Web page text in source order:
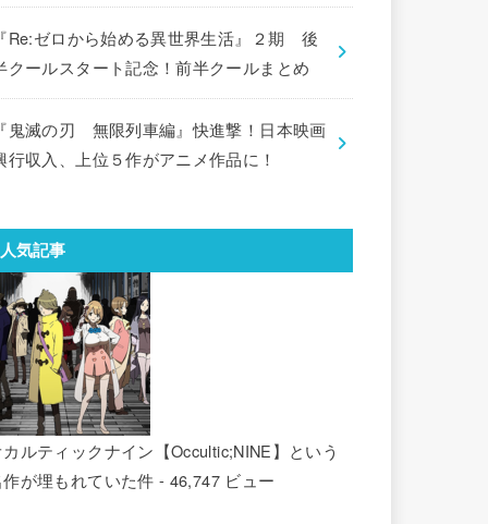
Re:ゼロから始める異世界生活』２期 後
クールスタート記念！前半クールまとめ
鬼滅の刃 無限列車編』快進撃！日本映画
行収入、上位５作がアニメ作品に！
人気記事
ルティックナイン【Occultic;NINE】という
が埋もれていた件 - 46,747 ビュー